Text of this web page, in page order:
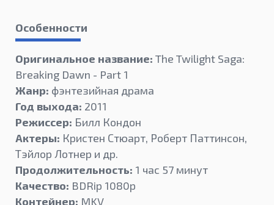
Особенности
Оригинальное название: The Twilight Saga:
Breaking Dawn - Part 1
Жанр: фэнтезийная драма
Год выхода: 2011
Режиссер: Билл Кондон
Актеры: Кристен Стюарт, Роберт Паттинсон,
Тэйлор Лотнер и др.
Продолжительность: 1 час 57 минут
Качество: BDRip 1080p
Контейнер: MKV